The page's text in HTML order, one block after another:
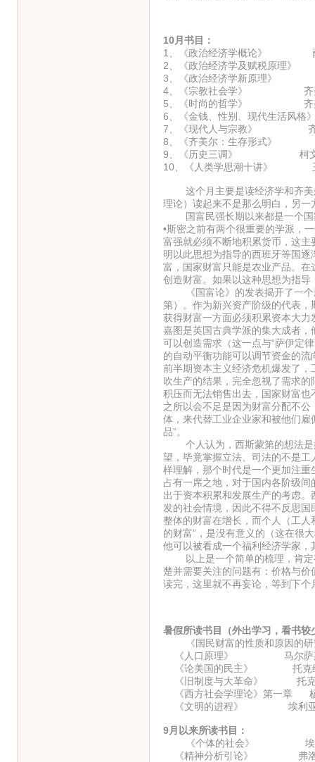
10月书目：
1、《政治经济学概论》
2、《政治经济学及赋税原理
3、《政治经济学新原理》
4、《宗教社会学》 齐
5、《时尚的哲学》 齐
6、《金钱、性别、现代生活风
7、《现代人与宗教》 齐
8、《齐美尔：生存形式》
9、《历史三调》 柯
10、《人类学思潮十讲》
这个月主要是读经济学和齐美
理论）读起来不是那么明白，另
国富民强长期以来都是一个国
•斯密之前有两个很重要的学派，
富强就必须不断地积累货币，这
明以此思想为指导的西班牙等国
富，国家财富只能是农业产品。
创造财富。如果以这种思想为指导
《国富论》的发表揭开了一个
第）。作为新兴资产阶级的代表
获得财富一方面必须积累资本大力
嘉图是英国古典学派的集大成者
可以创造需求（这一点与“萨伊定
的自动平衡功能可以调节资金的
前半期资本主义经济危机爆发了
吹生产的结果，完全忽视了需求
积压而无法销售出去，国家财富
之所以会不足是因为财富分配不
体，来代替工业企业家和被他们
品”。
个人认为，西斯蒙第的想法是
望，毕竟掌握立法、司法的不是
样理解，那个时代是一个更加注
占有一席之地，对于国内各阶级
出于资本积累和发展生产的考虑
发的社会情境，因此不得不反思
整体的财富在增长，而个人（工
的财富”，是没有意义的（这在很
他可以被看成一个福利经济学家
以上是一个简单的梳理，肯定
楚并需要关注的问题有：价格与
读完，这里就不再妄论，等到下个
暑假所读书目（外出学习，看书较
《国民财富的性质和原因的研
《人口原理》 马尔萨
《论美国的民主》 托克
《旧制度与大革命》 托克
《西方社会学理论》第一章
《文明的进程》 埃利
9月以来所读书目：
《个体的社会》 埃
《精神分析引论》 弗洛